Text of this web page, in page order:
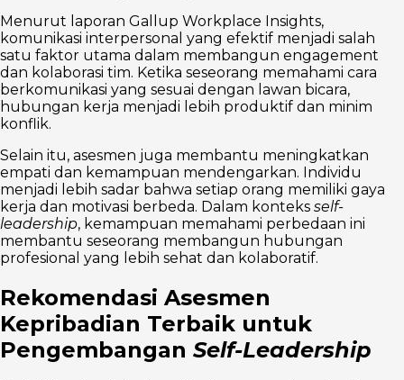
Menurut laporan Gallup Workplace Insights,
komunikasi interpersonal yang efektif menjadi salah
satu faktor utama dalam membangun engagement
dan kolaborasi tim. Ketika seseorang memahami cara
berkomunikasi yang sesuai dengan lawan bicara,
hubungan kerja menjadi lebih produktif dan minim
konflik.
Selain itu, asesmen juga membantu meningkatkan
empati dan kemampuan mendengarkan. Individu
menjadi lebih sadar bahwa setiap orang memiliki gaya
kerja dan motivasi berbeda. Dalam konteks self-
leadership, kemampuan memahami perbedaan ini
membantu seseorang membangun hubungan
profesional yang lebih sehat dan kolaboratif.
Rekomendasi Asesmen
Kepribadian Terbaik untuk
Pengembangan Self-Leadership